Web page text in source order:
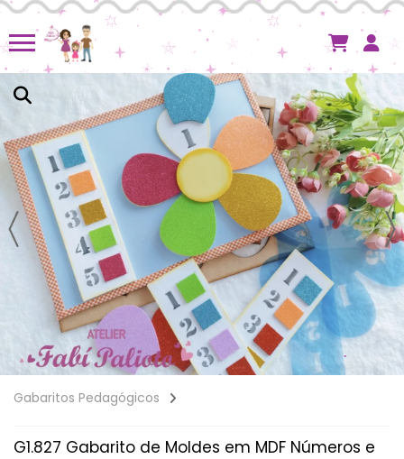
Gabaritos Pedagógicos
G1.827 Gabarito de Moldes em MDF Números e